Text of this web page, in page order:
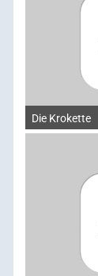
Die Krokette